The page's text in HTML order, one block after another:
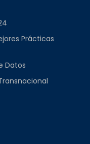
Prácticas
Datos